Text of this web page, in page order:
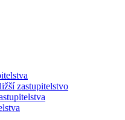
zastupitelstvo